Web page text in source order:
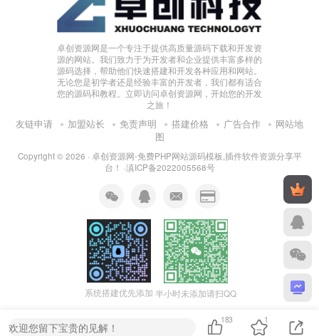
卓创资源网是一个专注于提供高质量源码下载和开发资
源的网站。我们致力于为开发者和企业提供丰富多样的
源码选择，帮助他们快速搭建和开发各种应用和网站。
无论您是初学者还是经验丰富的开发者，我们都有适合
您的源码和教程。立即访问卓创资源网，开始您的开发
之旅！
友链申请 加盟站长 免责声明 搭建价格 广告合作
网站地
图
Copyright © 2026 · 卓创资源网-免费PHP网站源码模板,插件软件资源分享平
台！ ·滇ICP备2022005568号
系统搭建优先添加 半小时未添加请扫QQ
欢迎您留下宝贵的见解！
183 1